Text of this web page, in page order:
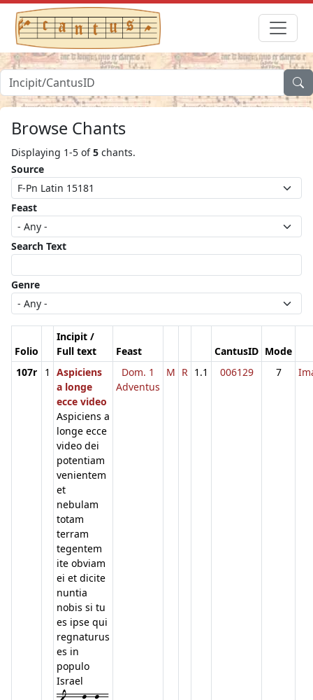
Browse Chants
Displaying 1-5 of5 chants.
Source
Feast
Search Text
Genre
Folio
Incipit /
Full text
Feast CantusID Mode
107r
1
Aspiciens
a longe
ecce video
Aspiciens a
longe ecce
video dei
potentiam
venientem
et
nebulam
totam
terram
tegentem
ite obviam
ei et dicite
nuntia
nobis si tu
es ipse qui
regnaturus
es in
populo
Israel
Dom. 1
Adventus
M R 1.1 006129 7